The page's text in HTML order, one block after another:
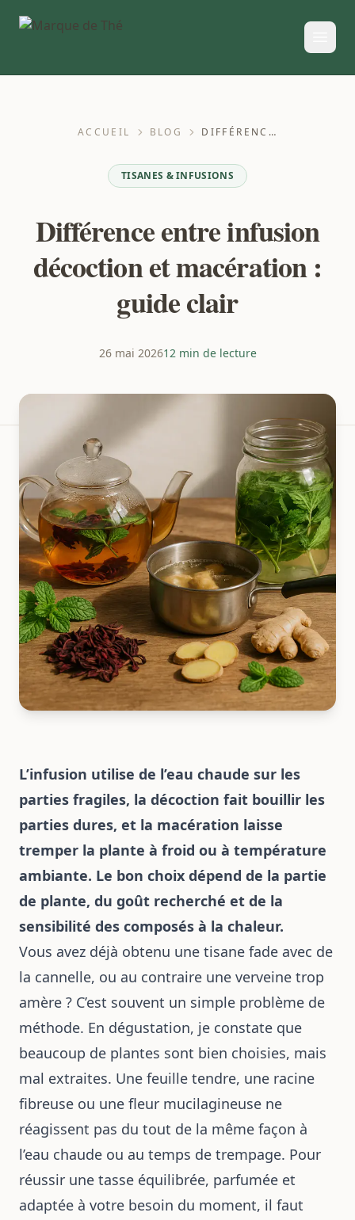
ACCUEIL BLOG DIFFÉRENCE ENTRE INFUSION DÉCOCTION ET MACÉRATION : GUIDE CLAIR
TISANES & INFUSIONS
Différence entre infusion
décoction et macération :
guide clair
26 mai 202612 min de lecture
L’infusion utilise de l’eau chaude sur les
parties fragiles, la décoction fait bouillir les
parties dures, et la macération laisse
tremper la plante à froid ou à température
ambiante. Le bon choix dépend de la partie
de plante, du goût recherché et de la
sensibilité des composés à la chaleur.
Vous avez déjà obtenu une tisane fade avec de
la cannelle, ou au contraire une verveine trop
amère ? C’est souvent un simple problème de
méthode. En dégustation, je constate que
beaucoup de plantes sont bien choisies, mais
mal extraites. Une feuille tendre, une racine
fibreuse ou une fleur mucilagineuse ne
réagissent pas du tout de la même façon à
l’eau chaude ou au temps de trempage. Pour
réussir une tasse équilibrée, parfumée et
adaptée à votre besoin du moment, il faut